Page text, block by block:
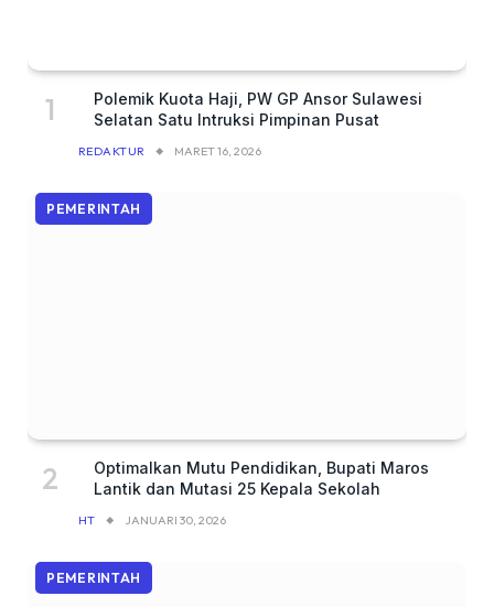
Polemik Kuota Haji, PW GP Ansor Sulawesi
Selatan Satu Intruksi Pimpinan Pusat
REDAKTUR MARET 16, 2026
PEMERINTAH
Optimalkan Mutu Pendidikan, Bupati Maros
Lantik dan Mutasi 25 Kepala Sekolah
HT JANUARI 30, 2026
PEMERINTAH